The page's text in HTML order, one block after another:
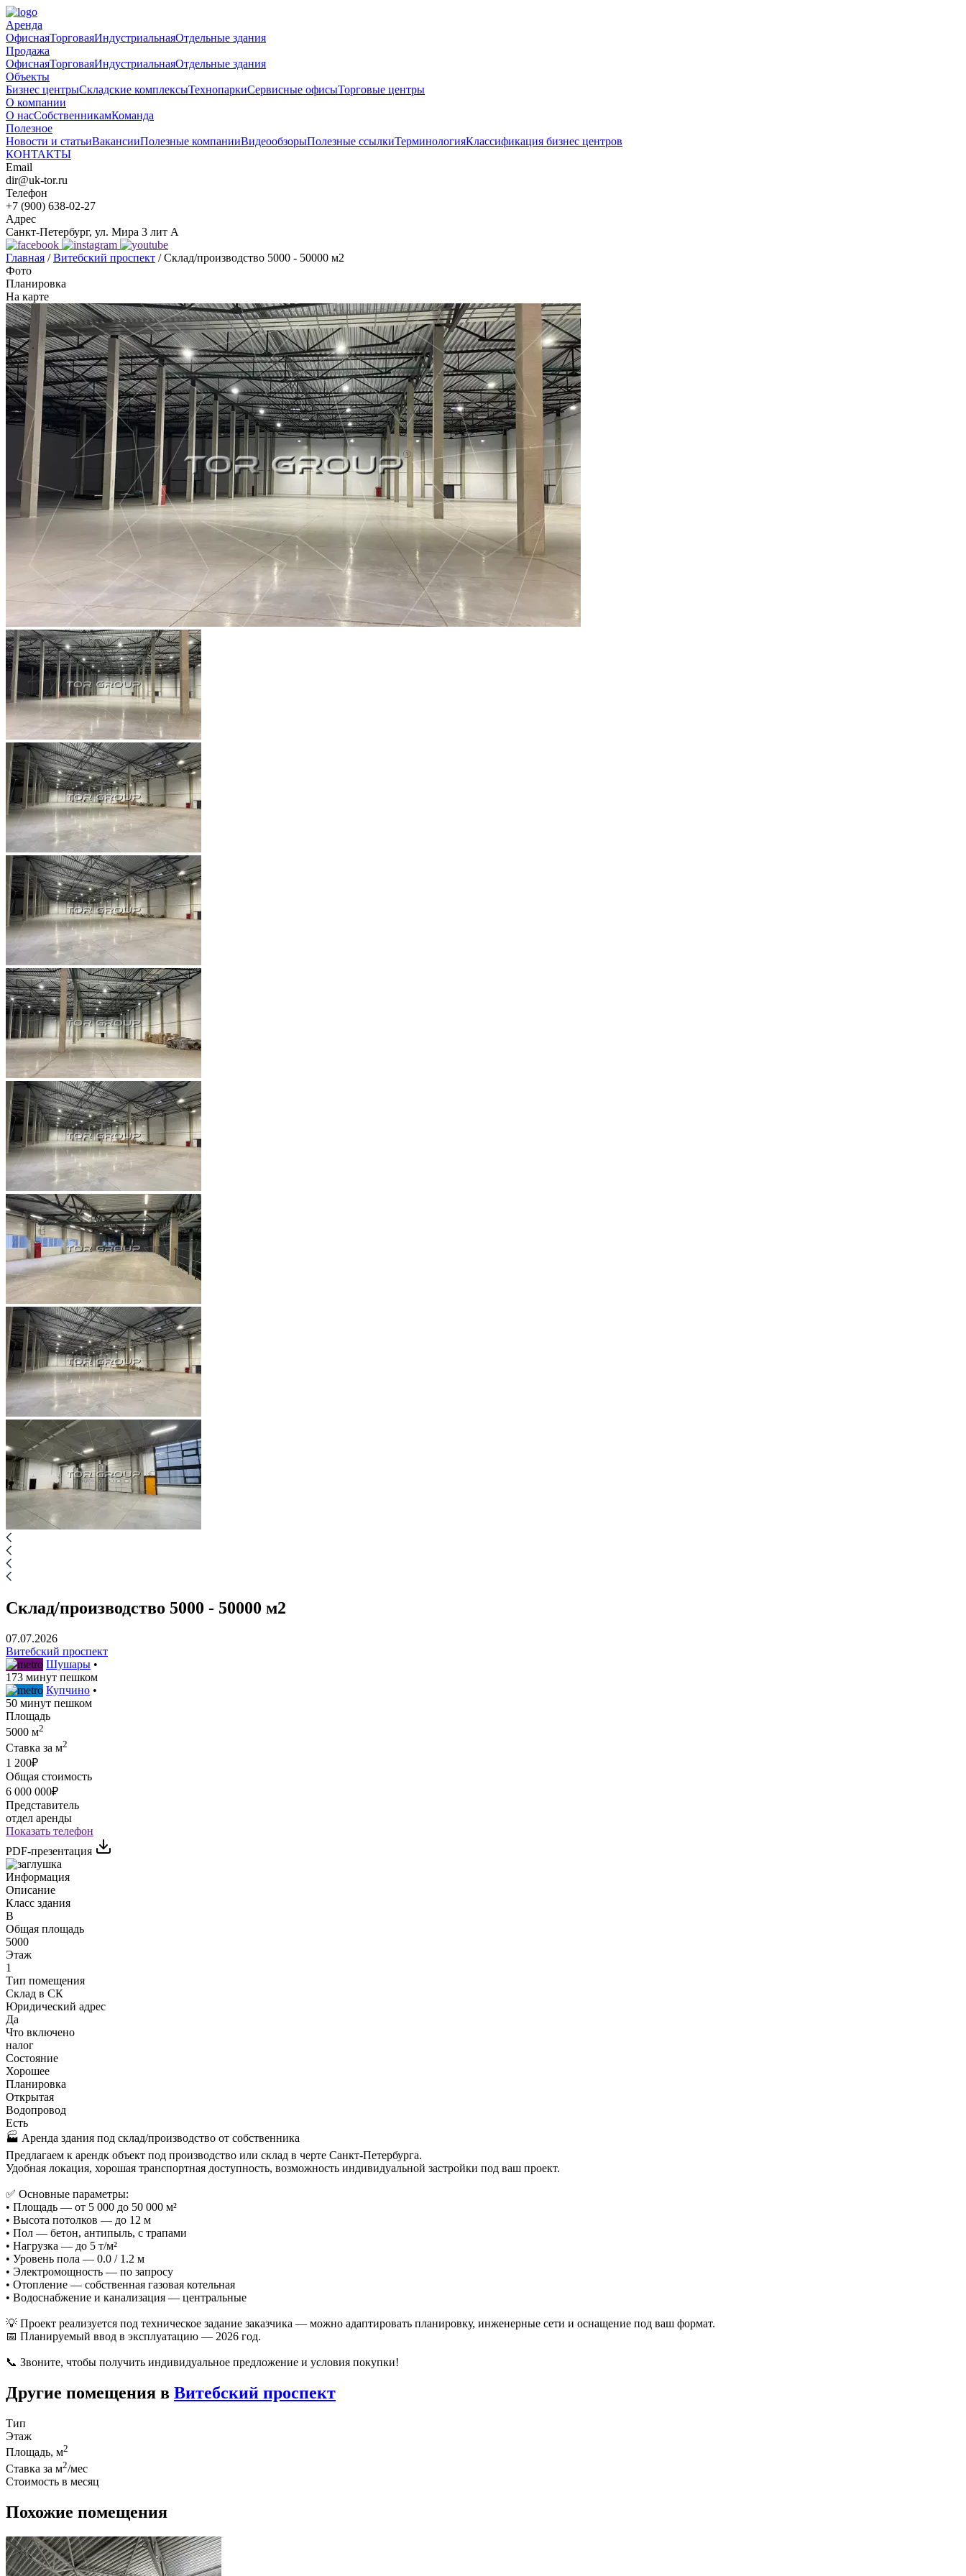
Аренда
ОфиснаяТорговаяИндустриальнаяОтдельные здания
Продажа
ОфиснаяТорговаяИндустриальнаяОтдельные здания
Объекты
Бизнес центрыСкладские комплексыТехнопаркиСервисные офисыТорговые центры
О компании
О насСобственникамКоманда
Полезное
Новости и статьиВакансииПолезные компанииВидеообзорыПолезные ссылкиТерминологияКлассификация бизнес центров
КОНТАКТЫ
Email
dir@uk-tor.ru
Телефон
+7 (900) 638-02-27
Адрес
Санкт-Петербург, ул. Мира 3 лит А
Главная /Витебский проспект /Склад/производство 5000 - 50000 м2
Фото
Планировка
На карте
Склад/производство 5000 - 50000 м2
07.07.2026
Витебский проспект
Шушары •
173 минут пешком
Купчино •
50 минут пешком
Площадь
5000 м2
Ставка за м2
1 200₽
Общая стоимость
6 000 000₽
Представитель
отдел аренды
Показать телефон
PDF-презентация
Информация
Описание
Класс здания
B
Общая площадь
5000
Этаж
1
Тип помещения
Склад в СК
Юридический адрес
Да
Что включено
налог
Состояние
Хорошее
Планировка
Открытая
Водопровод
Есть
🏭 Аренда здания под склад/производство от собственника
Предлагаем к арендк объект под производство или склад в черте Санкт-Петербурга.
Удобная локация, хорошая транспортная доступность, возможность индивидуальной застройки под ваш проект.
✅ Основные параметры:
• Площадь — от 5 000 до 50 000 м²
• Высота потолков — до 12 м
• Пол — бетон, антипыль, с трапами
• Нагрузка — до 5 т/м²
• Уровень пола — 0.0 / 1.2 м
• Электромощность — по запросу
• Отопление — собственная газовая котельная
• Водоснабжение и канализация — центральные
💡 Проект реализуется под техническое задание заказчика — можно адаптировать планировку, инженерные сети и оснащение под ваш формат.
📅 Планируемый ввод в эксплуатацию — 2026 год.
📞 Звоните, чтобы получить индивидуальное предложение и условия покупки!
Другие помещения в Витебский проспект
Тип
Этаж
Площадь, м2
Ставка за м2/мес
Стоимость в месяц
Похожие помещения